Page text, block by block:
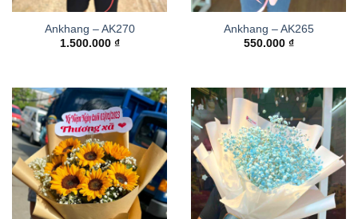
Ankhang – AK270
1.500.000 ₫
Ankhang – AK265
550.000 ₫